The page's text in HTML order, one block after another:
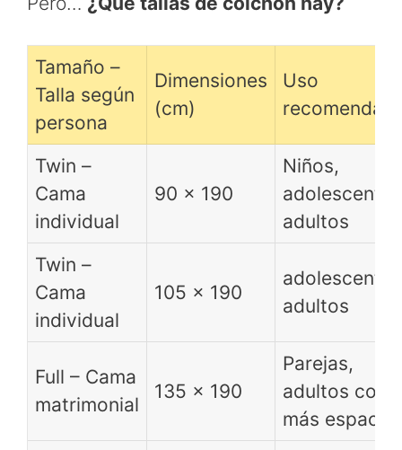
Tamaño –
Talla según
persona
Dimensiones
(cm)
Uso
Twin –
Cama
individual
90 x 190
Niños,
adultos
Twin –
Cama
individual
105 x 190
adultos
Full – Cama
matrimonial
135 x 190
Parejas,
adultos con
más espacio